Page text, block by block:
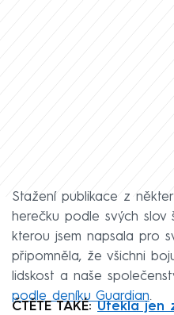
Stažení publikace z
herečku podle svých slov
kterou jsem napsala pro
připomněla, že všichni
lidskost a naše
podle deníku Guardian.
ČTĚTE TAKÉ: Utekla jen